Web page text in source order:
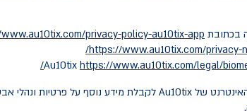
privacy-policy-au10tix-app/
https://www.au10tix.com/privacy-
https://www.au10tix.com/legal/